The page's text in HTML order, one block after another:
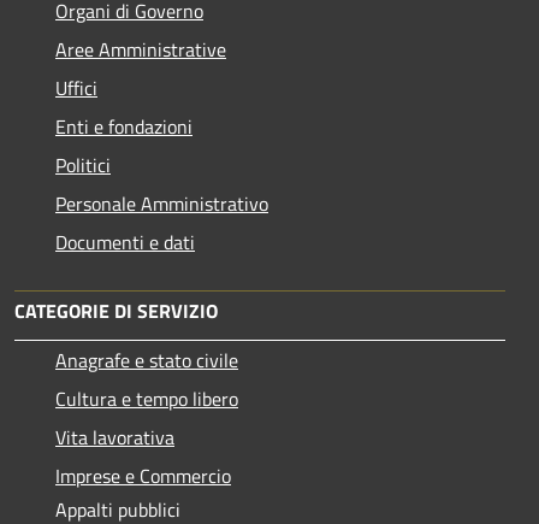
Organi di Governo
Aree Amministrative
Uffici
Enti e fondazioni
Politici
Personale Amministrativo
Documenti e dati
CATEGORIE DI SERVIZIO
Anagrafe e stato civile
Cultura e tempo libero
Vita lavorativa
Imprese e Commercio
Appalti pubblici